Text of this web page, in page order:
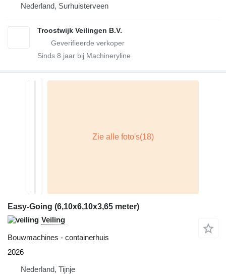
Nederland, Surhuisterveen
Troostwijk Veilingen B.V.
Sinds 8 jaar bij Machineryline
Easy-Going (6,10x6,10x3,65 meter)
Veiling
Bouwmachines - containerhuis
2026
Nederland, Tijnje